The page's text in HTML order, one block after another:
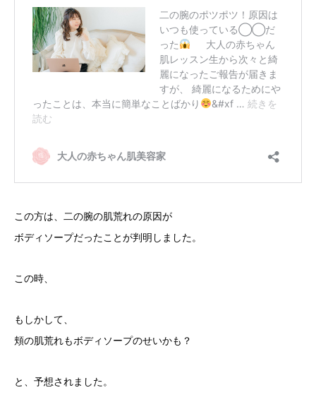
この方は、二の腕の肌荒れの原因が
ボディソープだったことが判明しました。
この時、
もしかして、
頬の肌荒れもボディソープのせいかも？
と、予想されました。